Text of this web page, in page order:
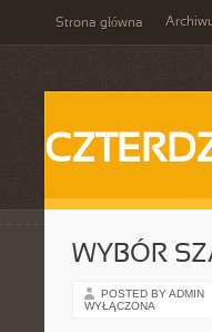
Strona główna
WYBÓR
POSTED BY ADMIN
WYŁĄCZONA